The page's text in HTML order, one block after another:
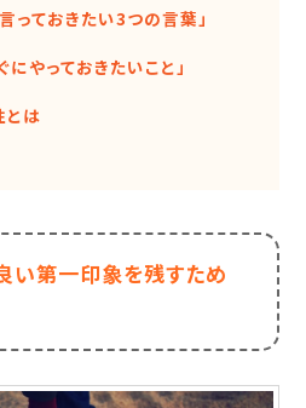
っておきたい3つの言葉」
やっておきたいこと」
とは
良い第一印象を残すため